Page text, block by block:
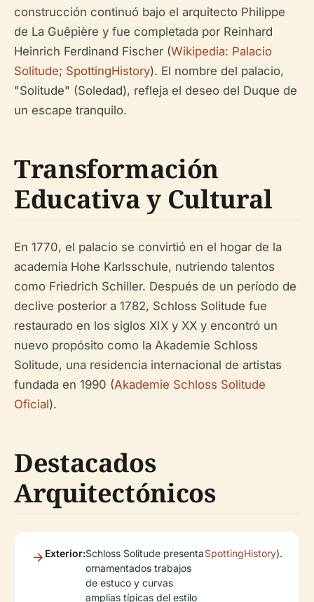
construcción continuó bajo el arquitecto Philippe
de La Guêpière y fue completada por Reinhard
Heinrich Ferdinand Fischer (Wikipedia: Palacio
Solitude; SpottingHistory). El nombre del palacio,
"Solitude" (Soledad), refleja el deseo del Duque de
un escape tranquilo.
Transformación
Educativa y Cultural
En 1770, el palacio se convirtió en el hogar de la
academia Hohe Karlsschule, nutriendo talentos
como Friedrich Schiller. Después de un período de
declive posterior a 1782, Schloss Solitude fue
restaurado en los siglos XIX y XX y encontró un
nuevo propósito como la Akademie Schloss
Solitude, una residencia internacional de artistas
fundada en 1990 (Akademie Schloss Solitude
Oficial).
Destacados
Arquitectónicos
Exterior:Schloss Solitude presenta
ornamentados trabajos
de estuco y curvas
amplias típicas del estilo
SpottingHistory).